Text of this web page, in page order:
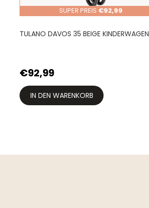
SUPER PREIS €92,99
TULANO DAVOS 35 BEIGE KINDERWAGEN
€92,99
IN DEN WARENKORB